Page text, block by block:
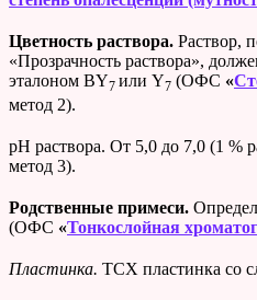
Цветность раствора. Раствор,
«Прозрачность раствора»,
эталоном BY7 или Y7 (ОФС «
метод 2).
рН раствора. От 5,0 до 7,0 (1 %
метод 3).
Родственные примеси.
(ОФС «Тонкослойная
Пластинка. ТСХ пластинка со